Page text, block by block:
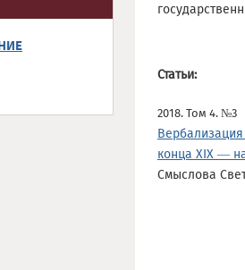
Статьи:
2018. Том 4. №3
Вербализация
конца XIX —
Смыслова